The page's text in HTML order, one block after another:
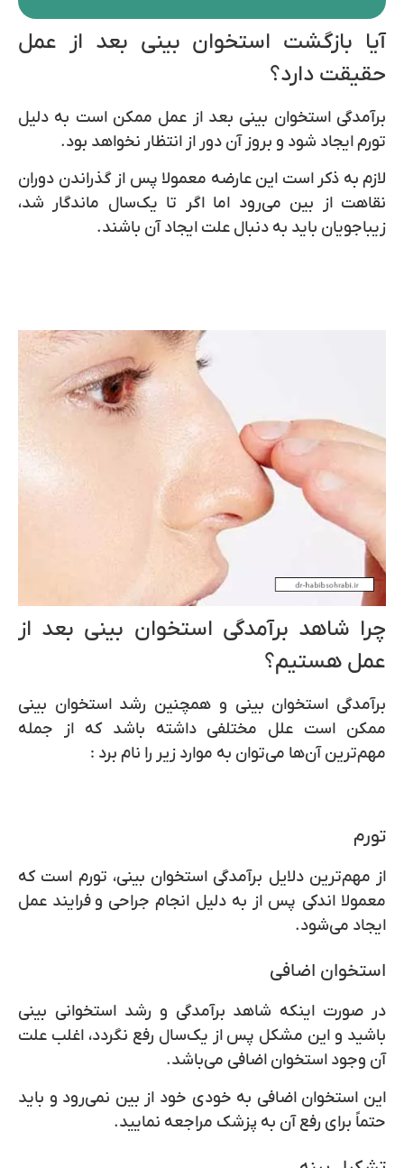
آیا بازگشت استخوان بینی بعد از عمل
حقیقت دارد؟
برآمدگی استخوان بینی بعد از عمل ممکن است به دلیل
تورم ایجاد شود و بروز آن دور از انتظار نخواهد بود.
لازم به ذکر است این عارضه معمولا پس از گذراندن دوران
نقاهت از بین می‌رود اما اگر تا یک‌سال ماندگار شد،
زیباجویان باید به دنبال علت ایجاد آن باشند.
چرا شاهد برآمدگی استخوان بینی بعد از
عمل هستیم؟
برآمدگی استخوان بینی و همچنین رشد استخوان بینی
ممکن است علل مختلفی داشته باشد که از جمله
مهم‌ترین آن‌ها می‌توان به موارد زیر را نام برد :
تورم
از مهم‌ترین دلایل برآمدگی استخوان بینی، تورم است که
معمولا اندکی پس از به دلیل انجام جراحی و فرایند عمل
ایجاد می‌شود.
استخوان اضافی
در صورت اینکه شاهد برآمدگی و رشد استخوانی بینی
باشید و این مشکل پس از یک‌سال رفع نگردد، اغلب علت
آن وجود استخوان اضافی می‌باشد.
این استخوان اضافی به خودی خود از بین نمی‌رود و باید
حتماً برای رفع آن به پزشک مراجعه نمایید.